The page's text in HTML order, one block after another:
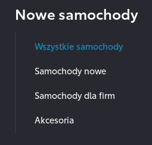
Nowe samochody
Wszystkie samochody
Samochody nowe
Samochody dla firm
Akcesoria